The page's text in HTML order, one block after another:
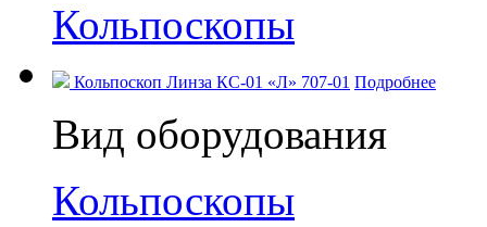
Кольпоскопы
Кольпоскоп Линза КС-01 «Л» 707-01 Подробнее
Вид оборудования
Кольпоскопы